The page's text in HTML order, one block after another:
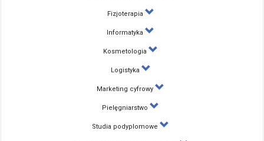
Fizjoterapia
Informatyka
Kosmetologia
Logistyka
Marketing cyfrowy
Pielęgniarstwo
Studia podyplomowe